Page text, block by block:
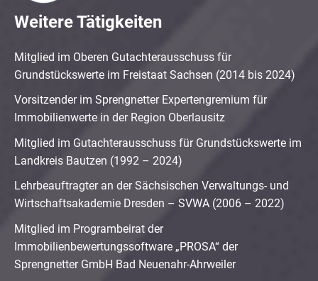
Weitere Tätigkeiten
Mitglied im Oberen Gutachterausschuss für
Grundstückswerte im Freistaat Sachsen (2014 bis 2024)
Vorsitzender im Sprengnetter Expertengremium für
Immobilienwerte in der Region Oberlausitz
Mitglied im Gutachterausschuss für Grundstückswerte im
Landkreis Bautzen (1992 – 2024)
Lehrbeauftragter an der Sächsischen Verwaltungs- und
Wirtschaftsakademie Dresden – SVWA (2006 – 2022)
Mitglied im Programbeirat der
Immobilienbewertungssoftware „PROSA“ der
Sprengnetter GmbH Bad Neuenahr-Ahrweiler